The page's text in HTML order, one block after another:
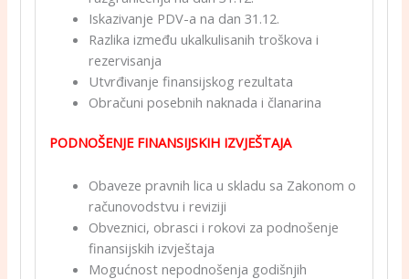
Iskazivanje PDV-a na dan 31.12.
Razlika između ukalkulisanih troškova i
rezervisanja
Utvrđivanje finansijskog rezultata
Obračuni posebnih naknada i članarina
PODNOŠENJE FINANSIJSKIH IZVJEŠTAJA
Obaveze pravnih lica u skladu sa Zakonom o
računovodstvu i reviziji
Obveznici, obrasci i rokovi za podnošenje
finansijskih izvještaja
Mogućnost nepodnošenja godišnjih